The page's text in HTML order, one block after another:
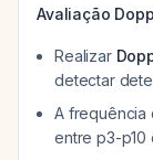
Avaliação
Realizar
detectar
A frequência
entre p3-p10